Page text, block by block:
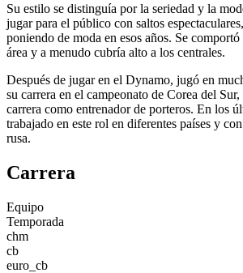
Su estilo se distinguía por la seriedad y la
jugar para el público con saltos
poniendo de moda en esos años. Se
área y a menudo cubría alto a los centrales.
Después de jugar en el Dynamo, jugó en
su carrera en el campeonato de Corea del
carrera como entrenador de porteros. En los
trabajado en este rol en diferentes países y
rusa.
Carrera
Equipo
Temporada
chm
cb
euro_cb